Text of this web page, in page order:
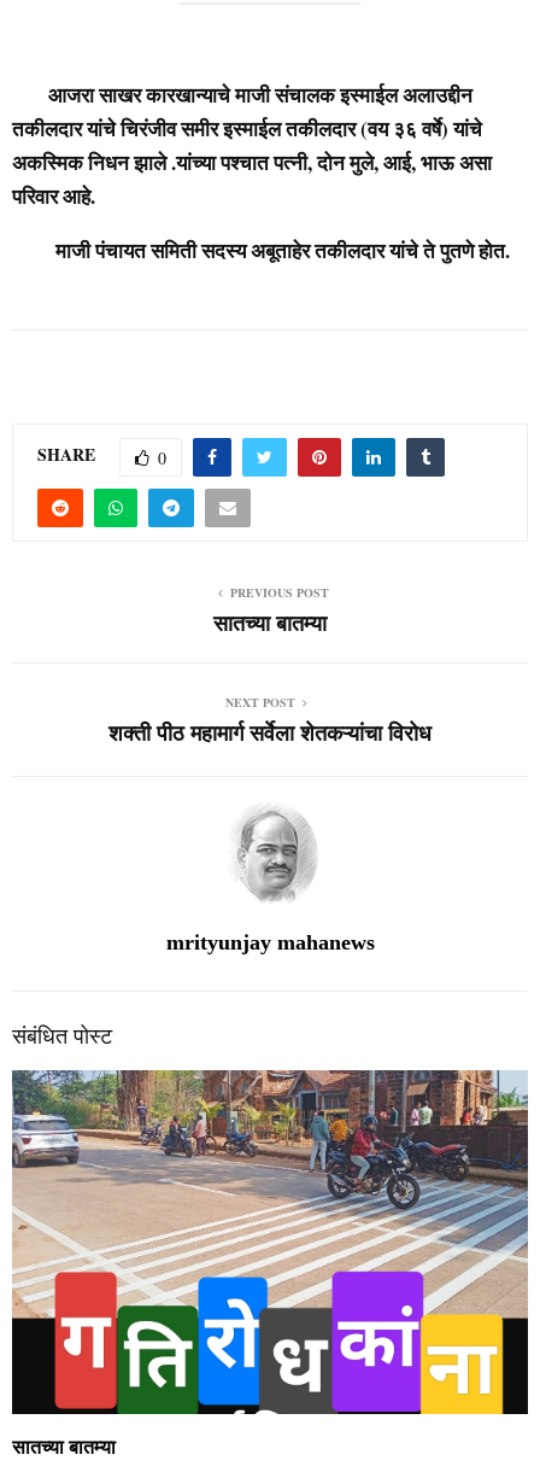
आजरा साखर कारखान्याचे माजी संचालक इस्माईल अलाउद्दीन
तकीलदार यांचे चिरंजीव समीर इस्माईल तकीलदार (वय ३६ वर्षे) यांचे
अकस्मिक निधन झाले .यांच्या पश्चात पत्नी, दोन मुले, आई, भाऊ असा
परिवार आहे.
माजी पंचायत समिती सदस्य अबूताहेर तकीलदार यांचे ते पुतणे होत.
SHARE 0
PREVIOUS POST
सातच्या बातम्या
NEXT POST
शक्ती पीठ महामार्ग सर्वेला शेतकऱ्यांचा विरोध
mrityunjay mahanews
संबंधित पोस्ट
सातच्या बातम्या